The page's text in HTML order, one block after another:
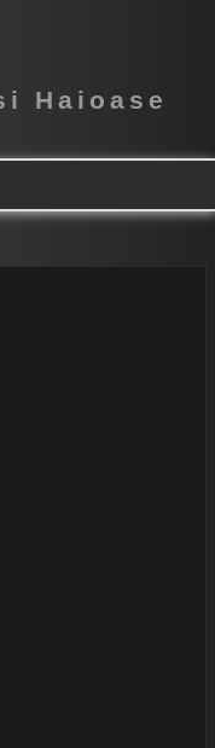
Haioase